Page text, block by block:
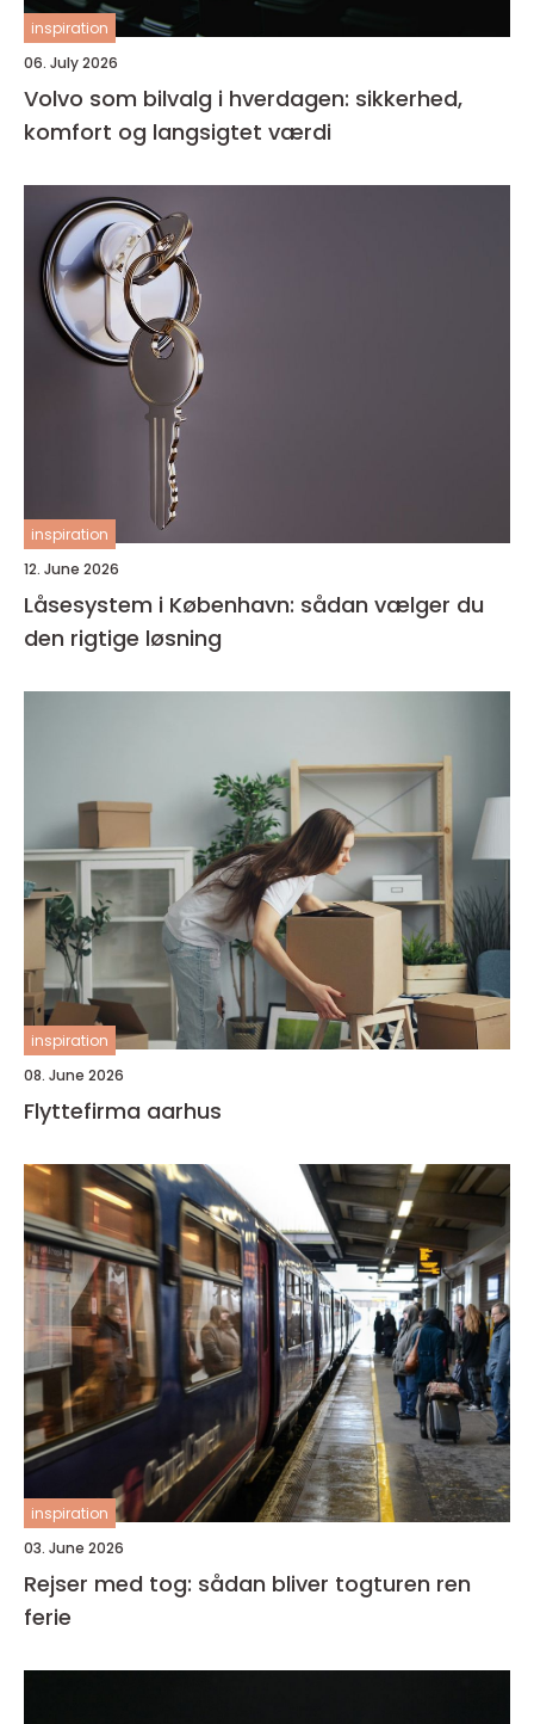
inspiration
06. July 2026
Volvo som bilvalg i hverdagen: sikkerhed,
komfort og langsigtet værdi
inspiration
12. June 2026
Låsesystem i København: sådan vælger du
den rigtige løsning
inspiration
08. June 2026
Flyttefirma aarhus
inspiration
03. June 2026
Rejser med tog: sådan bliver togturen ren
ferie